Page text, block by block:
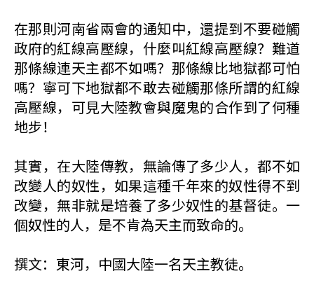
在那則河南省兩會的通知中，還提到不要碰觸
政府的紅線高壓線，什麼叫紅線高壓線？難道
那條線連天主都不如嗎？那條線比地獄都可怕
嗎？寧可下地獄都不敢去碰觸那條所謂的紅線
高壓線，可見大陸教會與魔鬼的合作到了何種
地步！
其實，在大陸傳教，無論傳了多少人，都不如
改變人的奴性，如果這種千年來的奴性得不到
改變，無非就是培養了多少奴性的基督徒。一
個奴性的人，是不肯為天主而致命的。
撰文：東河，中國大陸一名天主教徒。